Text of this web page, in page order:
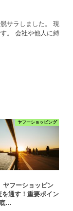
サラしました。 現
。 会社や他人に縛
ヤフーショッピング
ヤフーショッピン
を通す！重要ポイン
底…